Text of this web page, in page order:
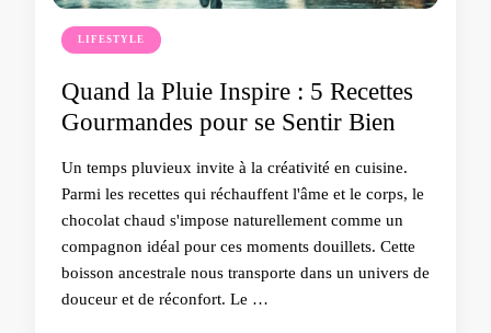
LIFESTYLE
Quand la Pluie Inspire : 5 Recettes
Gourmandes pour se Sentir Bien
Un temps pluvieux invite à la créativité en cuisine.
Parmi les recettes qui réchauffent l'âme et le corps, le
chocolat chaud s'impose naturellement comme un
compagnon idéal pour ces moments douillets. Cette
boisson ancestrale nous transporte dans un univers de
douceur et de réconfort. Le …